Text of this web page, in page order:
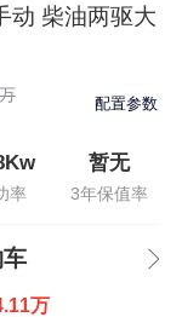
动 柴油两驱大
配置参数
率
暂无
3年保值率
万